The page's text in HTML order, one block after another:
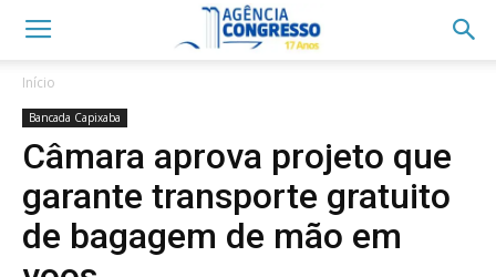
Início
Bancada Capixaba
Câmara aprova projeto que
garante transporte gratuito
de bagagem de mão em